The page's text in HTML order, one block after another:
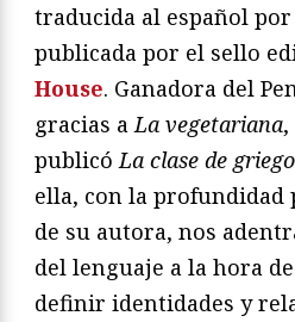
traducida al español por
publicada por el sello
House. Ganadora del
gracias aLa vegetariana
publicóLa clase de griego
ella, con la profundidad
de su autora, nos
del lenguaje a la hora
definir identidades y